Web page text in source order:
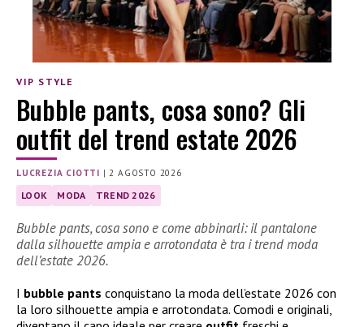
VIP STYLE
Bubble pants, cosa sono? Gli
outfit del trend estate 2026
LUCREZIA CIOTTI |2 AGOSTO 2026
LOOK MODA TREND 2026
Bubble pants, cosa sono e come abbinarli: il pantalone
dalla silhouette ampia e arrotondata è tra i trend moda
dell’estate 2026.
I bubble pants conquistano la moda dell’estate 2026 con
la loro silhouette ampia e arrotondata. Comodi e originali,